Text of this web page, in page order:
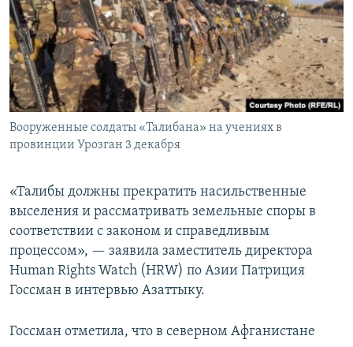
Вооруженные солдаты «Талибана» на учениях в
провинции Урозган 3 декабря
«Талибы должны прекратить насильственные
выселения и рассматривать земельные споры в
соответствии с законом и справедливым
процессом», — заявила заместитель директора
Human Rights Watch (HRW) по Азии Патриция
Госсман в интервью Азаттыку.
Госсман отметила, что в северном Афганистане